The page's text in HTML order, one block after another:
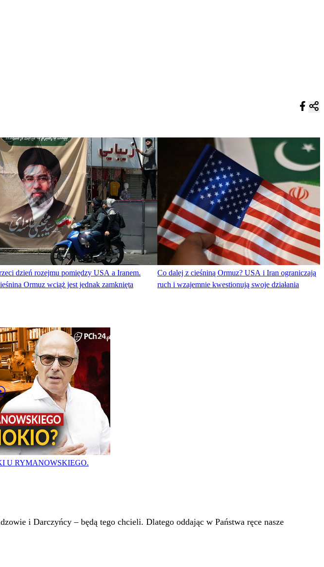
dzień rozejmu pomiędzy USA a Iranem.
Ormuz wciąż jest jednak zamknięta
Co dalej z cieśniną Ormuz? USA i Iran ograniczają
ruch i wzajemnie kwestionują swoje działania
U RYMANOWSKIEGO.
i Darczyńcy – będą tego chcieli. Dlatego oddając w Państwa ręce nasze